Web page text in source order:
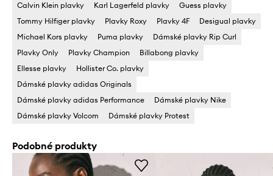
Calvin Klein plavky Karl Lagerfeld plavky
Guess plavky
Tommy Hilfiger plavky
Plavky Roxy Plavky 4F
Desigual plavky
Michael Kors plavky
Puma plavky
Dámské plavky Rip Curl
Plavky Only
Plavky Champion
Billabong plavky
Ellesse plavky
Hollister Co. plavky
Dámské plavky adidas Originals
Dámské plavky adidas Performance
Dámské plavky Nike
Dámské plavky Volcom
Dámské plavky Protest
Podobné produkty